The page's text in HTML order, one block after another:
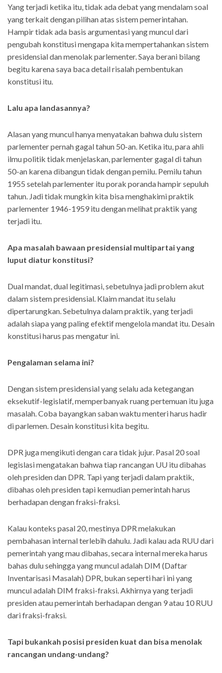
Yang terjadi ketika itu, tidak ada debat yang mendalam soal
yang terkait dengan pilihan atas sistem pemerintahan.
Hampir tidak ada basis argumentasi yang muncul dari
pengubah konstitusi mengapa kita mempertahankan sistem
presidensial dan menolak parlementer. Saya berani bilang
begitu karena saya baca detail risalah pembentukan
konstitusi itu.
Lalu apa landasannya?
Alasan yang muncul hanya menyatakan bahwa dulu sistem
parlementer pernah gagal tahun 50-an. Ketika itu, para ahli
ilmu politik tidak menjelaskan, parlementer gagal di tahun
50-an karena dibangun tidak dengan pemilu. Pemilu tahun
1955 setelah parlementer itu porak poranda hampir sepuluh
tahun. Jadi tidak mungkin kita bisa menghakimi praktik
parlementer 1946-1959 itu dengan melihat praktik yang
terjadi itu.
Apa masalah bawaan presidensial multipartai yang
luput diatur konstitusi?
Dual mandat, dual legitimasi, sebetulnya jadi problem akut
dalam sistem presidensial. Klaim mandat itu selalu
dipertarungkan. Sebetulnya dalam praktik, yang terjadi
adalah siapa yang paling efektif mengelola mandat itu. Desain
konstitusi harus pas mengatur ini.
Pengalaman selama ini?
Dengan sistem presidensial yang selalu ada ketegangan
eksekutif-legislatif, memperbanyak ruang pertemuan itu juga
masalah. Coba bayangkan saban waktu menteri harus hadir
di parlemen. Desain konstitusi kita begitu.
DPR juga mengikuti dengan cara tidak jujur. Pasal 20 soal
legislasi mengatakan bahwa tiap rancangan UU itu dibahas
oleh presiden dan DPR. Tapi yang terjadi dalam praktik,
dibahas oleh presiden tapi kemudian pemerintah harus
berhadapan dengan fraksi-fraksi.
Kalau konteks pasal 20, mestinya DPR melakukan
pembahasan internal terlebih dahulu. Jadi kalau ada RUU dari
pemerintah yang mau dibahas, secara internal mereka harus
bahas dulu sehingga yang muncul adalah DIM (Daftar
Inventarisasi Masalah) DPR, bukan seperti hari ini yang
muncul adalah DIM fraksi-fraksi. Akhirnya yang terjadi
presiden atau pemerintah berhadapan dengan 9 atau 10 RUU
dari fraksi-fraksi.
Tapi bukankah posisi presiden kuat dan bisa menolak
rancangan undang-undang?